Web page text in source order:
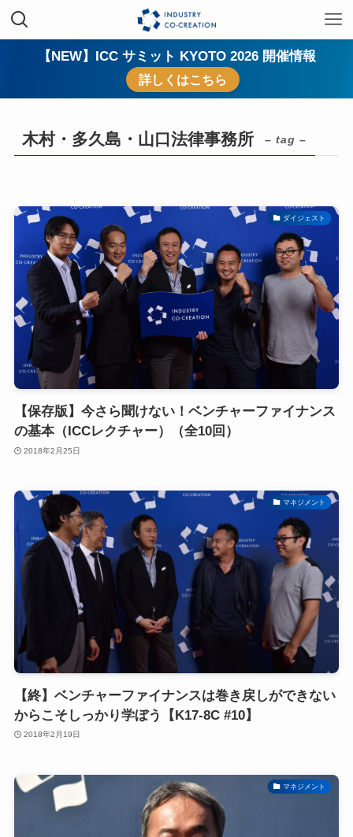
【NEW】ICC サミット KYOTO 2026 開催情報
詳しくはこちら
木村・多久島・山口法律事務所 – tag –
ダイジェスト
【保存版】今さら聞けない！ベンチャーファイナンス
の基本（ICCレクチャー）（全10回）
2018年2月25日
マネジメント
【終】ベンチャーファイナンスは巻き戻しができない
からこそしっかり学ぼう【K17-8C #10】
2018年2月19日
マネジメント